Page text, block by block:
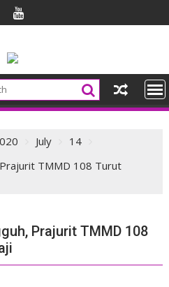
July
14
TMMD 108 Turut
Prajurit TMMD 108